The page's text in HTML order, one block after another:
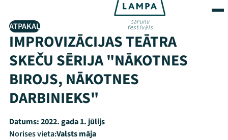
ATPAKAĻ
IMPROVIZĀCIJAS TEĀTRA
SKEČU SĒRIJA "NĀKOTNES
BIROJS, NĀKOTNES
DARBINIEKS"
Datums:2022. gada 1. jūlijs
Norises vieta:Valsts māja